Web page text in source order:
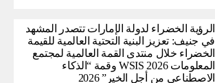
الرؤية الخضراء لدولة الإمارات تتصدر المشهد
في جنيف: تعزيز البنية التحتية العالمية للقيمة
الخضراء خلال منتدى القمة العالمية لمجتمع
المعلومات WSIS 2026 وقمة “الذكاء
الاصطناعي من أجل الخير” 2026